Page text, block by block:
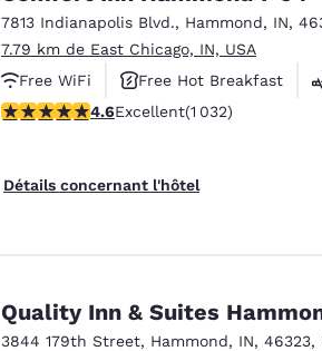
7813 Indianapolis Blvd., Hammond, IN,
7.79 km de East Chicago, IN, USA
Free WiFi
Free Hot Breakfast
4.56 étoiles. Excellent. 1032 commentaires
4.6Excellent(1 032)
Détails concernant l'hôtel
Quality Inn & Suites
3844 179th Street, Hammond, IN, 46323,